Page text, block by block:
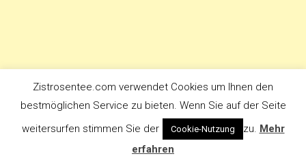
© 2016-2020 Zistrosentee.com | *Ebaylink **Affiliate Partnerlink
News Portal byMystery Themes
Zistrosentee.com verwendet Cookies um Ihnen den
bestmöglichen Service zu bieten. Wenn Sie auf der Seite
weitersurfen stimmen Sie der
Cookie-Nutzung zu. Mehr
erfahren